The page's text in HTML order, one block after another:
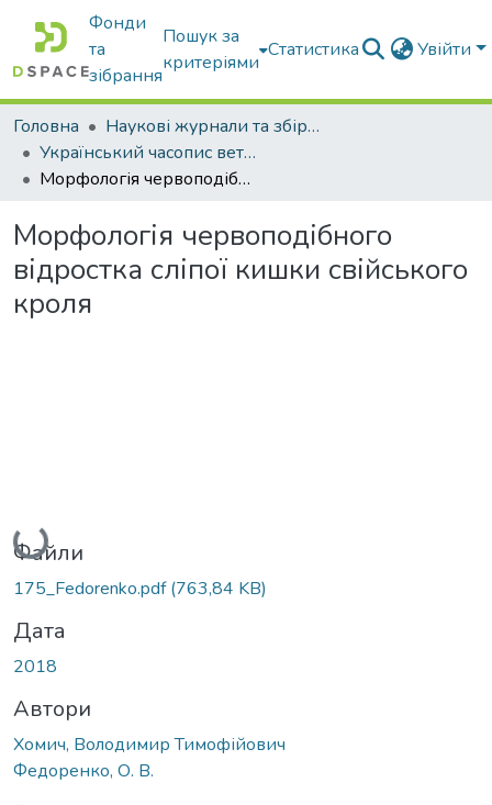
Фонди
та
зібрання
Пошук за
критеріями
Статистика Увійти
Головна
Наукові журнали та збірники видань
Український часопис ветеринарних наук
Морфологія червоподібного відростка сліпої кишки свійського кроля
Морфологія червоподібного
відростка сліпої кишки свійського
кроля
Вантажиться...
Файли
175_Fedorenko.pdf(763,84 KB)
Дата
2018
Автори
Хомич, Володимир Тимофійович
Федоренко, О. В.